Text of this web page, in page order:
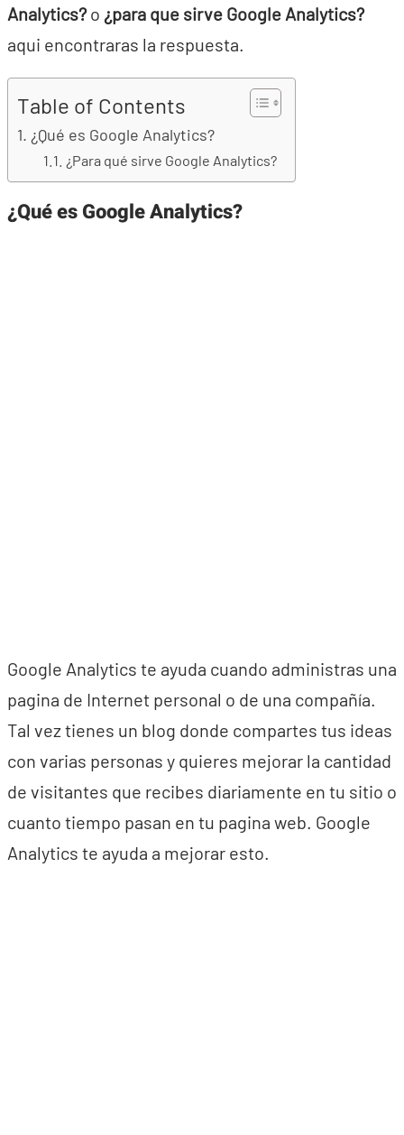
Analytics?o ¿para que sirve Google Analytics?
aqui encontraras la respuesta.
Table of Contents
¿Qué es Google Analytics?
¿Para qué sirve Google Analytics?
¿Qué es Google Analytics?
Google Analytics te ayuda cuando administras una
pagina de Internet personal o de una compañía.
Tal vez tienes un blog donde compartes tus ideas
con varias personas y quieres mejorar la cantidad
de visitantes que recibes diariamente en tu sitio o
cuanto tiempo pasan en tu pagina web. Google
Analytics te ayuda a mejorar esto.